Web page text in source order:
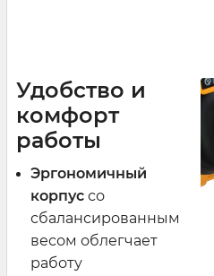
Удобство и
комфорт
работы
Эргономичный
корпус со
сбалансированным
весом облегчает
работу